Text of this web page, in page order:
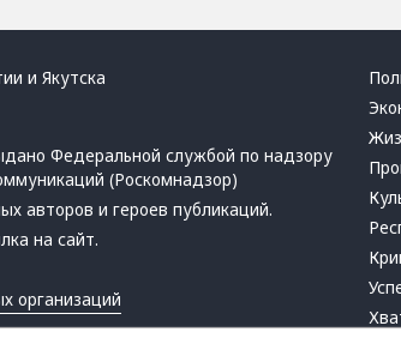
и Якутска
Федеральной службой по надзору
(Роскомнадзор)
авторов и героев публикаций.
на сайт.
организаций